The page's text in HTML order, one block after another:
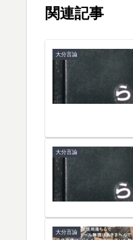
関連記事
大分言論
大分言論
大分言論